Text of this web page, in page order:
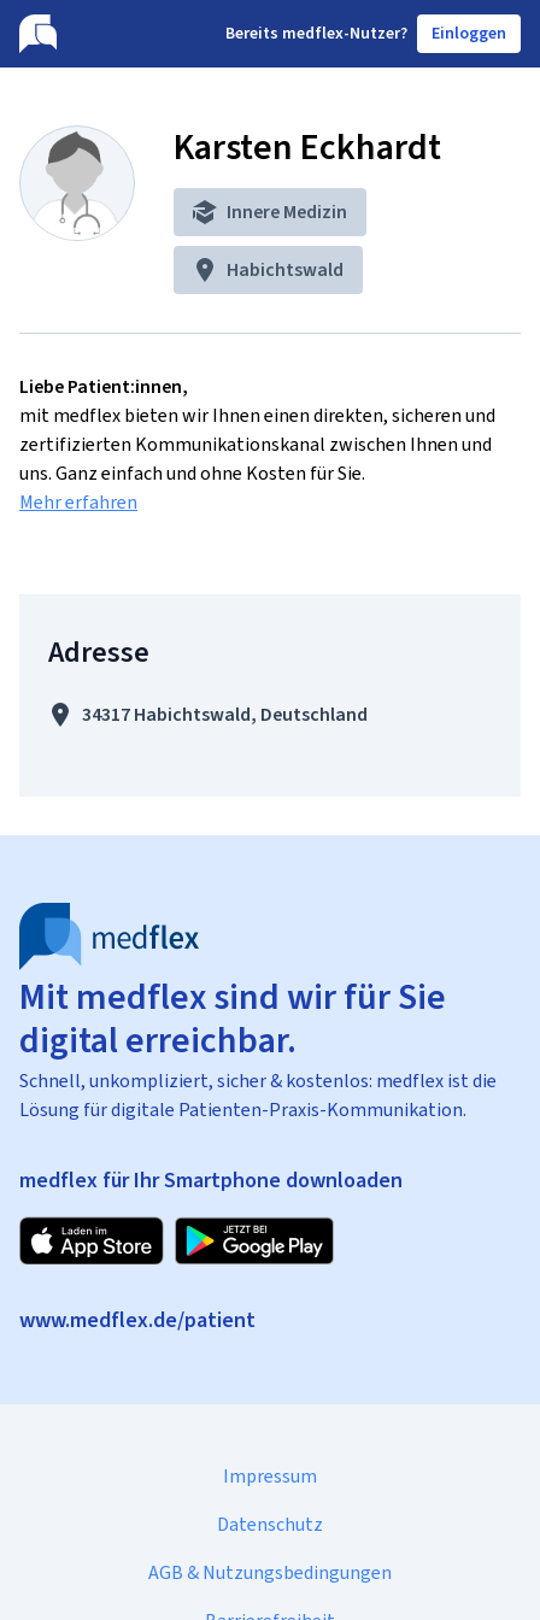
Bereits medflex-Nutzer? Einloggen
Karsten Eckhardt
Innere Medizin
Habichtswald
Liebe Patient:innen,
mit medflex bieten wir Ihnen einen direkten, sicheren und
zertifizierten Kommunikationskanal zwischen Ihnen und
uns. Ganz einfach und ohne Kosten für Sie.
Mehr erfahren
Adresse
34317 Habichtswald, Deutschland
Mit medflex sind wir für Sie
digital erreichbar.
Schnell, unkompliziert, sicher & kostenlos: medflex ist die
Lösung für digitale Patienten-Praxis-Kommunikation.
medflex für Ihr Smartphone downloaden
www.medflex.de/patient
Impressum
Datenschutz
AGB & Nutzungsbedingungen